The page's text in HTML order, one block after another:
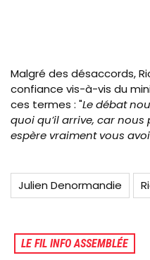
Malgré des désaccords,
confiance vis-à-vis du
ces termes : "Le débat
quoi qu’il arrive, car
espère vraiment vous
Julien Denormandie
LE FIL INFO ASSEMBLÉE